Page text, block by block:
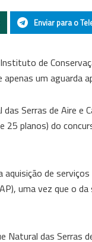
Enviar para o
de
um aguarda
Serras de Aire e
planos) do
de serviços
uma vez que o
Natural das Serras